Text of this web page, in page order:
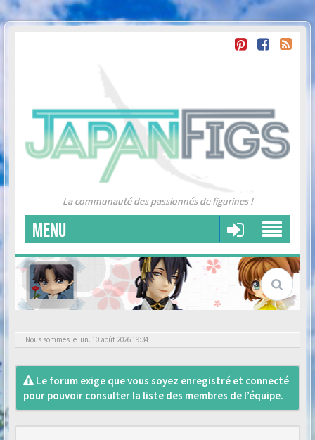
La communauté des passionnés de figurines !
MENU
Nous sommes le lun. 10 août 2026 19:34
Le forum exige que vous soyez enregistré et connecté
pour pouvoir consulter la liste des membres de l’équipe.